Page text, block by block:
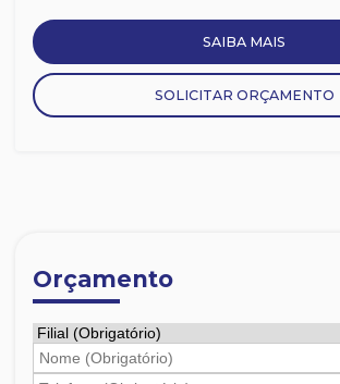
SAIBA MAIS
SOLICITAR ORÇAMENTO
Orçamento